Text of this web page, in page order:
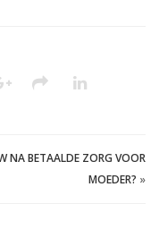
NA BETAALDE ZORG VOOR
MOEDER? »